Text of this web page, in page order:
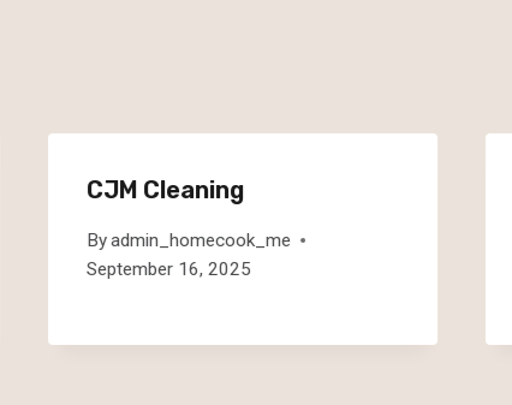
CJM Cleaning
Byadmin_homecook_me
September 16, 2025